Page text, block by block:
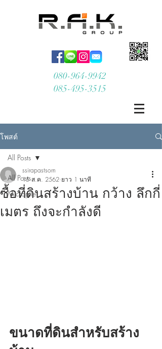
080-964-9942
085-495-3515
โพสต์
All Posts
Micropile
All Posts
ซื้อที่ดินสร้างบ้าน กว้าง ลึกกี่
เมตร ถึงจะกำลังดี
ssirapastsorn
15 ส.ค. 2562 ยาว 1 นาที
ขนาดที่ดินสำหรับสร้าง